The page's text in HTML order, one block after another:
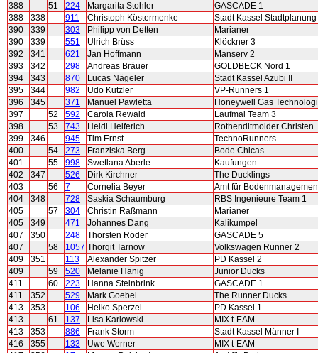
388
51 224 Margarita Stohler
GASCADE 1
388
338 911 Christoph Köstermenke
Stadt Kassel Stadtplanung
390
339 303 Philipp von Detten
Marianer
390
339 551 Ulrich Brüss
Klöckner 3
392
341 621 Jan Hoffmann
Manserv 2
393
342 298 Andreas Bräuer
GOLDBECK Nord 1
394
343 870 Lucas Nägeler
Stadt Kassel Azubi II
395
344 982 Udo Kutzler
VP-Runners 1
396
345 371 Manuel Pawletta
Honeywell Gas
397
52 592 Carola Rewald
Laufmal Team 3
398
53 743 Heidi Helferich
Rothenditmolder Christen
399
346 945 Tim Ernst
TechnoRunners
400
54 273 Franziska Berg
Bode Chicas
401
55 998 Swetlana Aberle
Kaufungen
402
347 526 Dirk Kirchner
The Ducklings
403
56 7 Cornelia Beyer
Amt für
404
348 728 Saskia Schaumburg
RBS Ingenieure Team 1
405
57 304 Christin Raßmann
Marianer
405
349 471 Johannes Dang
Kalikumpel
407
350 248 Thorsten Röder
GASCADE 5
407
58 1057 Thorgit Tarnow
Volkswagen Runner 2
409
351 113 Alexander Spitzer
PD Kassel 2
409
59 520 Melanie Hänig
Junior Ducks
411
60 223 Hanna Steinbrink
GASCADE 1
411
352 529 Mark Goebel
The Runner Ducks
413
353 106 Heiko Sperzel
PD Kassel 1
413
61 137 Lisa Karlowski
MIX t-EAM
413
353 886 Frank Storm
Stadt Kassel Männer I
416
355 133 Uwe Werner
MIX t-EAM